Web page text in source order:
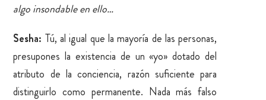
algo insondable en ello…
Sesha: Tú, al igual que la mayoría de las personas,
presupones la existencia de un «yo» dotado del
atributo de la conciencia, razón suficiente para
distinguirlo como permanente. Nada más falso